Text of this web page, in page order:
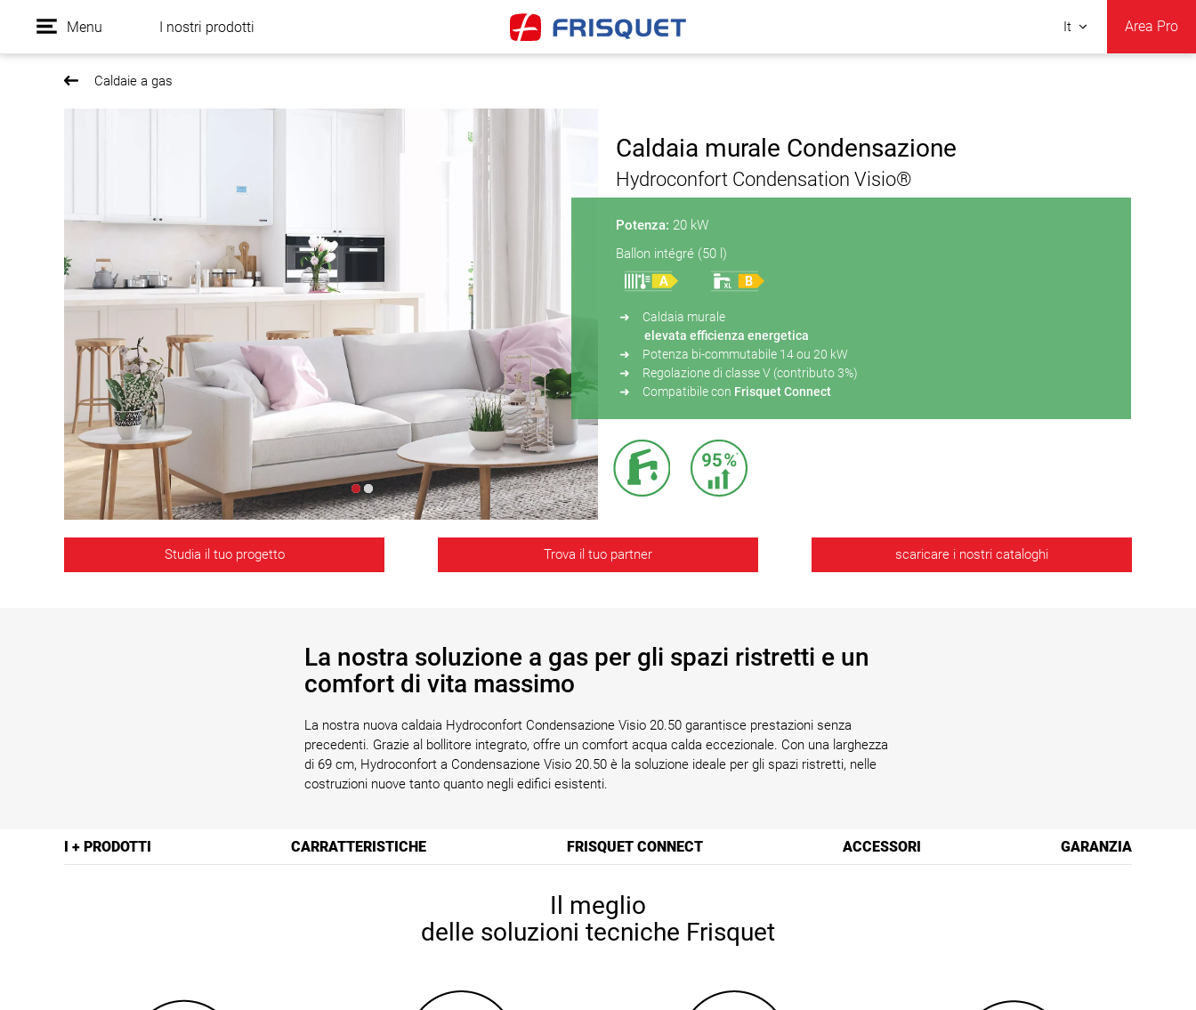
Menu I nostri prodotti It Area Pro
Caldaie a gas
Caldaia murale Condensazione
Hydroconfort Condensation Visio®
Potenza: 20 kW
Ballon intégré (50 l)
Caldaia murale
elevata efficienza energetica
Potenza bi-commutabile 14 ou 20 kW
Regolazione di classe V (contributo 3%)
Compatibile con Frisquet Connect
Studia il tuo progetto Trova il tuo partner scaricare i nostri cataloghi
La nostra soluzione a gas per gli spazi ristretti e un
comfort di vita massimo
La nostra nuova caldaia Hydroconfort Condensazione Visio 20.50 garantisce prestazioni senza
precedenti. Grazie al bollitore integrato, offre un comfort acqua calda eccezionale. Con una larghezza
di 69 cm, Hydroconfort a Condensazione Visio 20.50 è la soluzione ideale per gli spazi ristretti, nelle
costruzioni nuove tanto quanto negli edifici esistenti.
I + PRODOTTI CARRATTERISTICHE FRISQUET CONNECT ACCESSORI GARANZIA
Il meglio
delle soluzioni tecniche Frisquet